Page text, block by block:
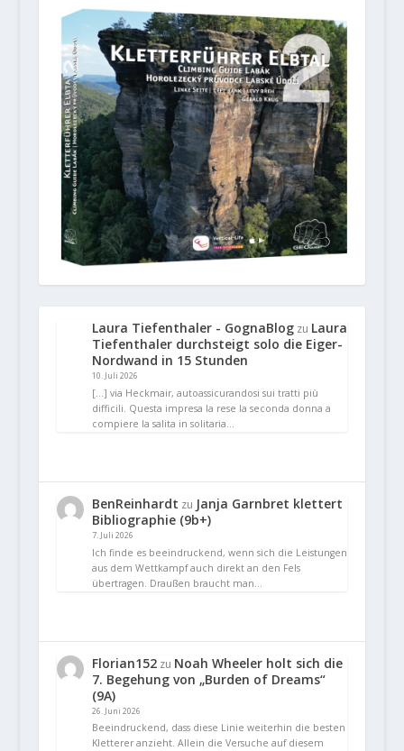
Laura Tiefenthaler - GognaBlogzu Laura
Tiefenthaler durchsteigt solo die Eiger-
Nordwand in 15 Stunden
10. Juli 2026
[…] via Heckmair, autoassicurandosi sui tratti più
difficili. Questa impresa la rese la seconda donna a
compiere la salita in solitaria…
BenReinhardt zu Janja Garnbret klettert
Bibliographie (9b+)
7. Juli 2026
Ich finde es beeindruckend, wenn sich die Leistungen
aus dem Wettkampf auch direkt an den Fels
übertragen. Draußen braucht man…
Florian152zu Noah Wheeler holt sich die
7. Begehung von „Burden of Dreams“
(9A)
26. Juni 2026
Beeindruckend, dass diese Linie weiterhin die besten
Kletterer anzieht. Allein die Versuche auf diesem